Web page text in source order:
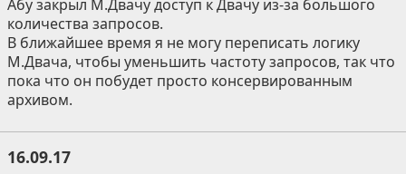
Абу закрыл М.Двачу доступ к Двачу из-за большого
количества запросов.
В ближайшее время я не могу переписать логику
М.Двача, чтобы уменьшить частоту запросов, так что
пока что он побудет просто консервированным
архивом.
16.09.17